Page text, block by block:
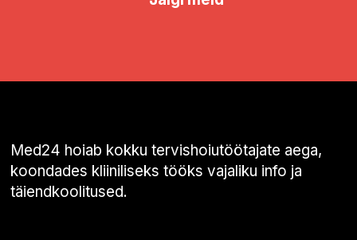
Med24 hoiab kokku tervishoiutöötajate aega,
koondades kliiniliseks tööks vajaliku info ja
täiendkoolitused.